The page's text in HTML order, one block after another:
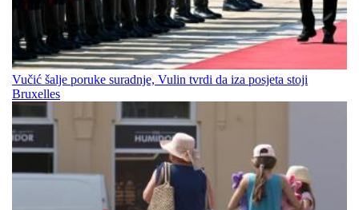
Vučić šalje poruke suradnje, Vulin tvrdi da iza posjeta stoji
Bruxelles